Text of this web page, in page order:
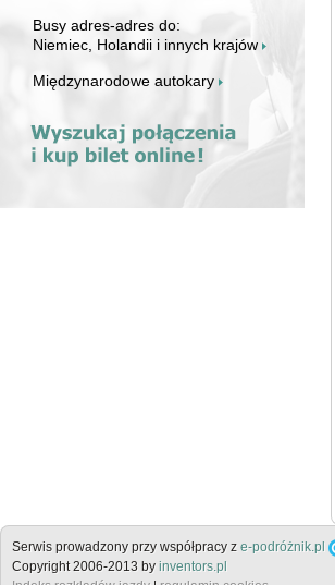
Busy adres-adres do:
Niemiec, Holandii i innych krajów
Międzynarodowe autokary
Serwis prowadzony przy współpracy z e-podróżnik.pl
Copyright 2006-2013 by inventors.pl